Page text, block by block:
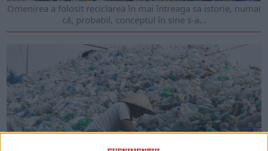
Omenirea a folosit reciclarea în mai întreaga sa istorie, numai
că, probabil, conceptul în sine s-a...